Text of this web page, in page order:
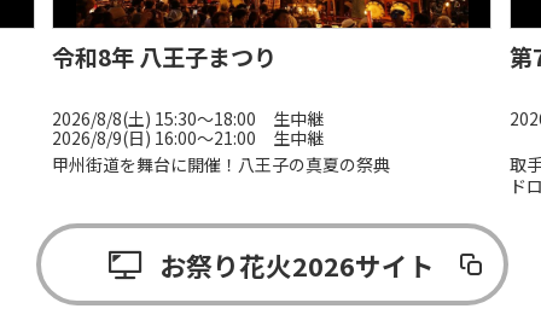
令和8年 八王子まつり
2026/8/8(土) 15:30〜18:00 生中継
2026/8/9(日) 16:00〜21:00 生中継
甲州街道を舞台に開催！八王子の真夏の祭典
第
取
ド
お祭り花火2026サイト